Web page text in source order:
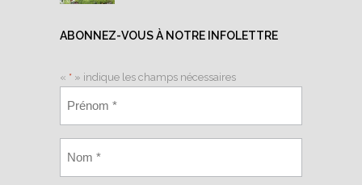
ABONNEZ-VOUS À NOTRE INFOLETTRE
« * » indique les champs nécessaires